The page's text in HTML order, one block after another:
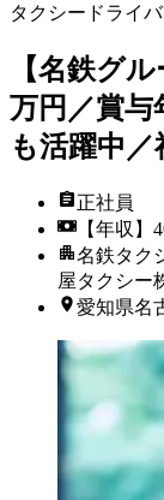
タクシードライ
【名鉄グ
万円／賞与
も活躍中
正社員
【年収
名鉄タク
屋タクシー
愛知県名